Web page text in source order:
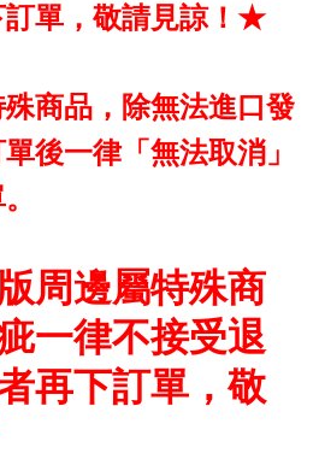
訂單，敬請見諒！★
商品，除無法進口發
後一律「無法取消」
周邊屬特殊商
一律不接受退
再下訂單，敬